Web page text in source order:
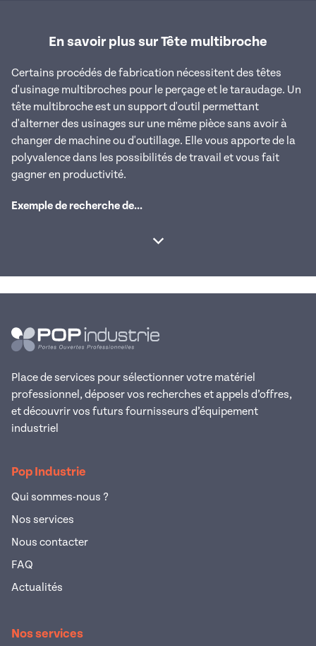
En savoir plus sur Tête multibroche
Certains procédés de fabrication nécessitent des têtes
d'usinage multibroches pour le perçage et le taraudage. Un
tête multibroche est un support d'outil permettant
d'alterner des usinages sur une même pièce sans avoir à
changer de machine ou d'outillage. Elle vous apporte de la
polyvalence dans les possibilités de travail et vous fait
gagner en productivité.
Exemple de recherche de...
Afficher la suite
Place de services pour sélectionner votre matériel
professionnel, déposer vos recherches et appels d’offres,
et découvrir vos futurs fournisseurs d’équipement
industriel
Pop Industrie
Qui sommes-nous ?
Nos services
Nous contacter
FAQ
Actualités
Nos services